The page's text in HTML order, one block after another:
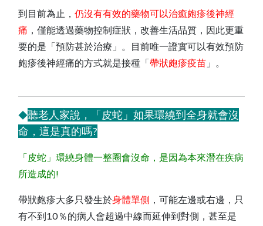
到目前為止，仍沒有有效的藥物可以治癒皰疹後神經
痛 ，僅能透過藥物控制症狀，改善生活品質，因此更重
要的是「預防甚於治療」。目前唯一證實可以有效預防
皰疹後神經痛的方式就是接種「帶狀皰疹疫苗 」。
◆聽老人家說，「皮蛇」如果環繞到全身就會沒
命，這是真的嗎?
「皮蛇」環繞身體一整圈會沒命，是因為本來潛在疾病
所造成的!
帶狀皰疹大多只發生於身體單側 ，可能左邊或右邊，只
有不到10％的病人會超過中線而延伸到對側，甚至是